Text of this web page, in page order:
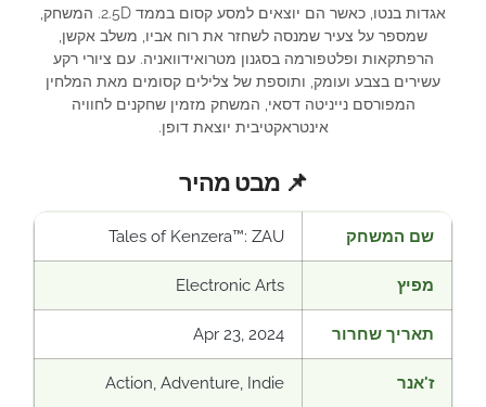
אגדות בנטו, כאשר הם יוצאים למסע קסום בממד 2.5D. המשחק,
שמספר על צעיר שמנסה לשחזר את רוח אביו, משלב אקשן,
הרפתקאות ופלטפורמה בסגנון מטרואידוואניה. עם ציורי רקע
עשירים בצבע ועומק, ותוספת של צלילים קסומים מאת המלחין
המפורסם נייניטה דסאי, המשחק מזמין שחקנים לחוויה
אינטראקטיבית יוצאת דופן.
📌 מבט מהיר
שם המשחק Tales of Kenzera™: ZAU
מפיץ Electronic Arts
תאריך שחרור Apr 23, 2024
ז'אנר Action, Adventure, Indie